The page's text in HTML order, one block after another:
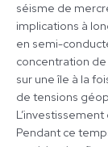
séisme de
implications à
en semi-
concentration
sur une île à la
de tensions
Pendant ce